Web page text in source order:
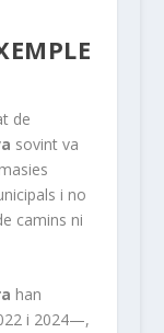
de
sovint va
i no
camins ni
han
i 2024—,